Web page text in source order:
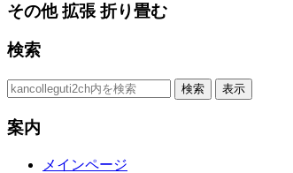
その他 拡張 折り畳む
検索
案内
メインページ